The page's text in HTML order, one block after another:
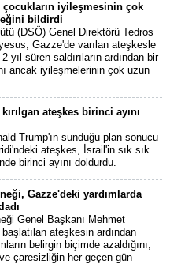
çocukların iyileşmesinin çok
bildirdi
(DSÖ) Genel Direktörü Tedros
Gazze'de varılan ateşkesle
yıl süren saldırıların ardından bir
ancak iyileşmelerinin çok uzun
ateşkes birinci ayını
Trump'ın sunduğu plan sonucu
ateşkes, İsrail'in sık sık
birinci ayını doldurdu.
Gazze'deki yardımlarda
Genel Başkanı Mehmet
ateşkesin ardından
belirgin biçimde azaldığını,
çaresizliğin her geçen gün